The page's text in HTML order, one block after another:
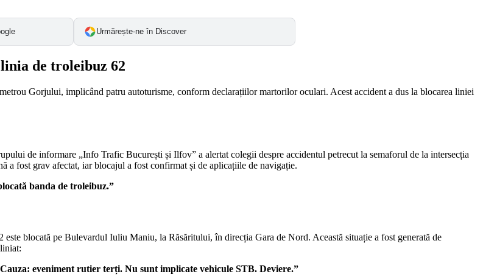
Urmărește-ne în Discover
de troleibuz 62
Gorjului, implicând patru autoturisme, conform declarațiilor martorilor oculari. Acest accident a dus la blocarea liniei
de informare „Info Trafic București și Ilfov” a alertat colegii despre accidentul petrecut la semaforul de la intersecția
fost grav afectat, iar blocajul a fost confirmat și de aplicațiile de navigație.
banda de troleibuz.”
blocată pe Bulevardul Iuliu Maniu, la Răsăritului, în direcția Gara de Nord. Această situație a fost generată de
eveniment rutier terți. Nu sunt implicate vehicule STB. Deviere.”